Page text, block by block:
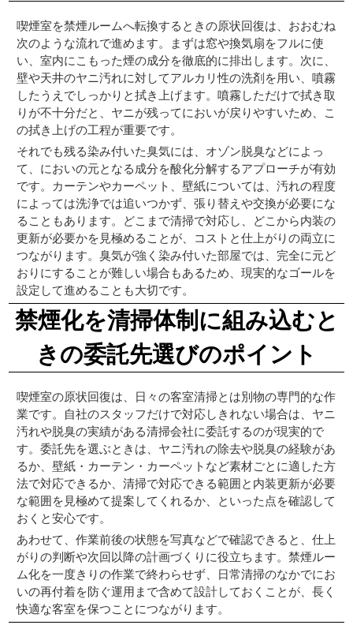
喫煙室を禁煙ルームへ転換するときの原状回復は、おおむね
次のような流れで進めます。まずは窓や換気扇をフルに使
い、室内にこもった煙の成分を徹底的に排出します。次に、
壁や天井のヤニ汚れに対してアルカリ性の洗剤を用い、噴霧
したうえでしっかりと拭き上げます。噴霧しただけで拭き取
りが不十分だと、ヤニが残ってにおいが戻りやすいため、こ
の拭き上げの工程が重要です。
それでも残る染み付いた臭気には、オゾン脱臭などによっ
て、においの元となる成分を酸化分解するアプローチが有効
です。カーテンやカーペット、壁紙については、汚れの程度
によっては洗浄では追いつかず、張り替えや交換が必要にな
ることもあります。どこまで清掃で対応し、どこから内装の
更新が必要かを見極めることが、コストと仕上がりの両立に
つながります。臭気が強く染み付いた部屋では、完全に元ど
おりにすることが難しい場合もあるため、現実的なゴールを
設定して進めることも大切です。
禁煙化を清掃体制に組み込むと
きの委託先選びのポイント
喫煙室の原状回復は、日々の客室清掃とは別物の専門的な作
業です。自社のスタッフだけで対応しきれない場合は、ヤニ
汚れや脱臭の実績がある清掃会社に委託するのが現実的で
す。委託先を選ぶときは、ヤニ汚れの除去や脱臭の経験があ
るか、壁紙・カーテン・カーペットなど素材ごとに適した方
法で対応できるか、清掃で対応できる範囲と内装更新が必要
な範囲を見極めて提案してくれるか、といった点を確認して
おくと安心です。
あわせて、作業前後の状態を写真などで確認できると、仕上
がりの判断や次回以降の計画づくりに役立ちます。禁煙ルー
ム化を一度きりの作業で終わらせず、日常清掃のなかでにお
いの再付着を防ぐ運用まで含めて設計しておくことが、長く
快適な客室を保つことにつながります。